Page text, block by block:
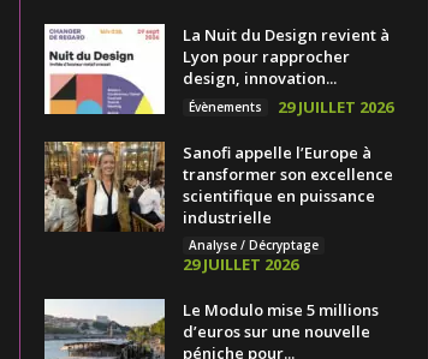
La Nuit du Design revient à
Lyon pour rapprocher
design, innovation...
Évènements 29 JUILLET 2026
Sanofi appelle l’Europe à
transformer son excellence
scientifique en puissance
industrielle
Analyse / Décryptage
29 JUILLET 2026
Le Modulo mise 5 millions
d’euros sur une nouvelle
péniche pour...